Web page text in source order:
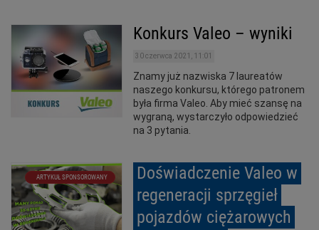
Konkurs Valeo – wyniki
30 czerwca 2021, 11:01
Znamy już nazwiska 7 laureatów
naszego konkursu, którego patronem
była firma Valeo. Aby mieć szansę na
wygraną, wystarczyło odpowiedzieć
na 3 pytania.
ARTYKUŁ SPONSOROWANY
Doświadczenie Valeo w
regeneracji sprzęgieł
pojazdów ciężarowych